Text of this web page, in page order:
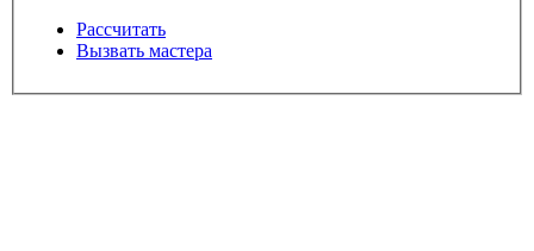
Рассчитать
Вызвать мастера